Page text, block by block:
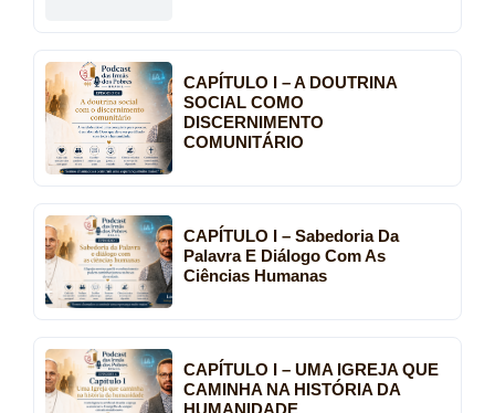
CAPÍTULO I – A DOUTRINA
SOCIAL COMO
DISCERNIMENTO
COMUNITÁRIO
CAPÍTULO I – Sabedoria Da
Palavra E Diálogo Com As
Ciências Humanas
CAPÍTULO I – UMA IGREJA QUE
CAMINHA NA HISTÓRIA DA